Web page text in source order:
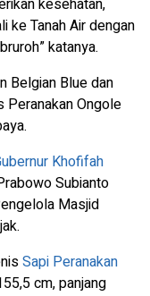
kesehatan,
ke Tanah Air dengan
katanya.
Belgian Blue dan
Peranakan Ongole
Khofifah
Subianto
Masjid
Sapi Peranakan
cm, panjang